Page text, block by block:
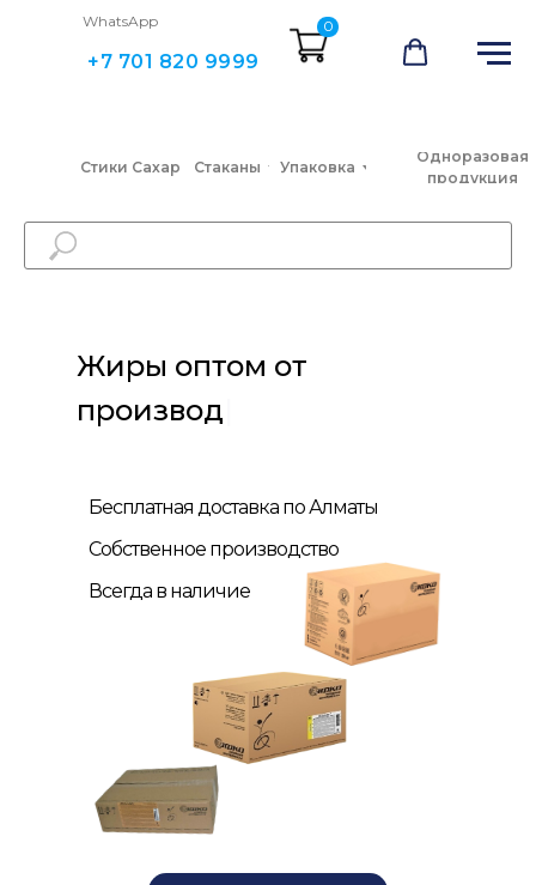
+7 701 820 9999
WhatsApp 0
Стаканы Упаковка
Одноразовая
продукция
Стики Сахар
Жиры оптом от п
Бесплатная доставка по Алматы
Собственное производство
Всегда в наличие